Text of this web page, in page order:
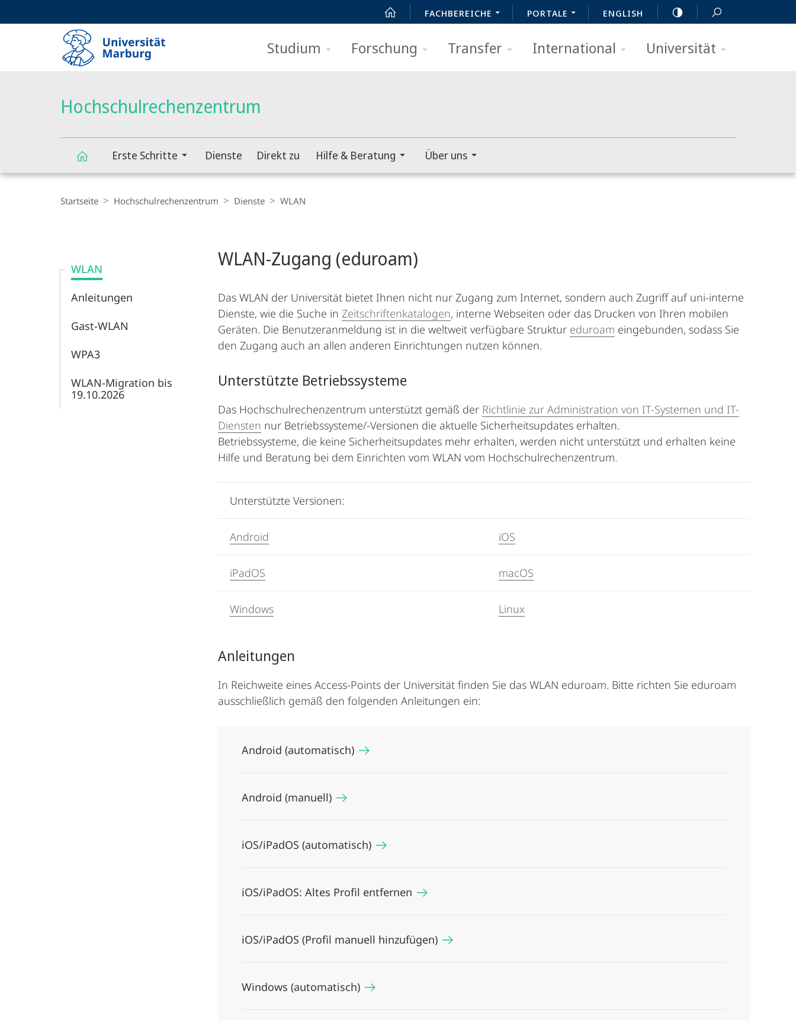
FACHBEREICHE PORTALE ENGLISH
Studium Forschung Transfer International Universität
Hochschulrechenzentrum
Erste Schritte Dienste Direkt zu Hilfe & Beratung Über uns
Navigation
Startseite Hochschulrechenzentrum Dienste WLAN
WLAN
Anleitungen
Gast-WLAN
WPA3
WLAN-Migration bis
19.10.2026
WLAN-Zugang (eduroam)
Das WLAN der Universität bietet Ihnen nicht nur Zugang zum Internet, sondern auch Zugriff auf uni-interne
Dienste, wie die Suche in Zeitschriftenkatalogen, interne Webseiten oder das Drucken von Ihren mobilen
Geräten. Die Benutzeranmeldung ist in die weltweit verfügbare Struktur eduroam eingebunden, sodass Sie
den Zugang auch an allen anderen Einrichtungen nutzen können.
Unterstützte Betriebssysteme
Das Hochschulrechenzentrum unterstützt gemäß der Richtlinie zur Administration von IT-Systemen und IT-
Diensten nur Betriebssysteme/-Versionen die aktuelle Sicherheitsupdates erhalten.
Betriebssysteme, die keine Sicherheitsupdates mehr erhalten, werden nicht unterstützt und erhalten keine
Hilfe und Beratung bei dem Einrichten vom WLAN vom Hochschulrechenzentrum.
Unterstützte Versionen:
Android iOS
iPadOS macOS
Windows Linux
Anleitungen
In Reichweite eines Access-Points der Universität finden Sie das WLAN eduroam. Bitte richten Sie eduroam
ausschließlich gemäß den folgenden Anleitungen ein:
Android (automatisch)
Android (manuell)
iOS/iPadOS (automatisch)
iOS/iPadOS: Altes Profil entfernen
iOS/iPadOS (Profil manuell hinzufügen)
Windows (automatisch)